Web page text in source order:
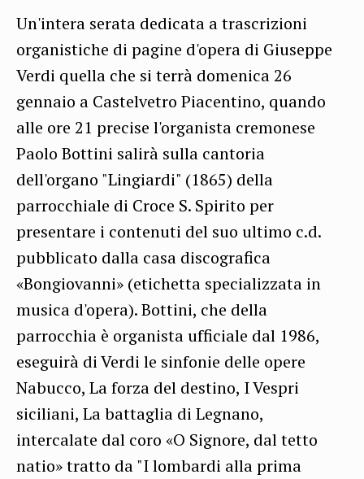
Un'intera serata dedicata a trascrizioni
organistiche di pagine d'opera di Giuseppe
Verdi quella che si terrà domenica 26
gennaio a Castelvetro Piacentino, quando
alle ore 21 precise l'organista cremonese
Paolo Bottini salirà sulla cantoria
dell'organo "Lingiardi" (1865) della
parrocchiale di Croce S. Spirito per
presentare i contenuti del suo ultimo c.d.
pubblicato dalla casa discografica
«Bongiovanni» (etichetta specializzata in
musica d'opera). Bottini, che della
parrocchia è organista ufficiale dal 1986,
eseguirà di Verdi le sinfonie delle opere
Nabucco, La forza del destino, I Vespri
siciliani, La battaglia di Legnano,
intercalate dal coro «O Signore, dal tetto
natio» tratto da "I lombardi alla prima